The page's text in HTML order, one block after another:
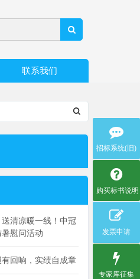
联系我们
清凉暖一线！中冠
慰问活动
回响，实绩自成章
招标系统(旧)
购买标书说明
发票申请
专家库征集